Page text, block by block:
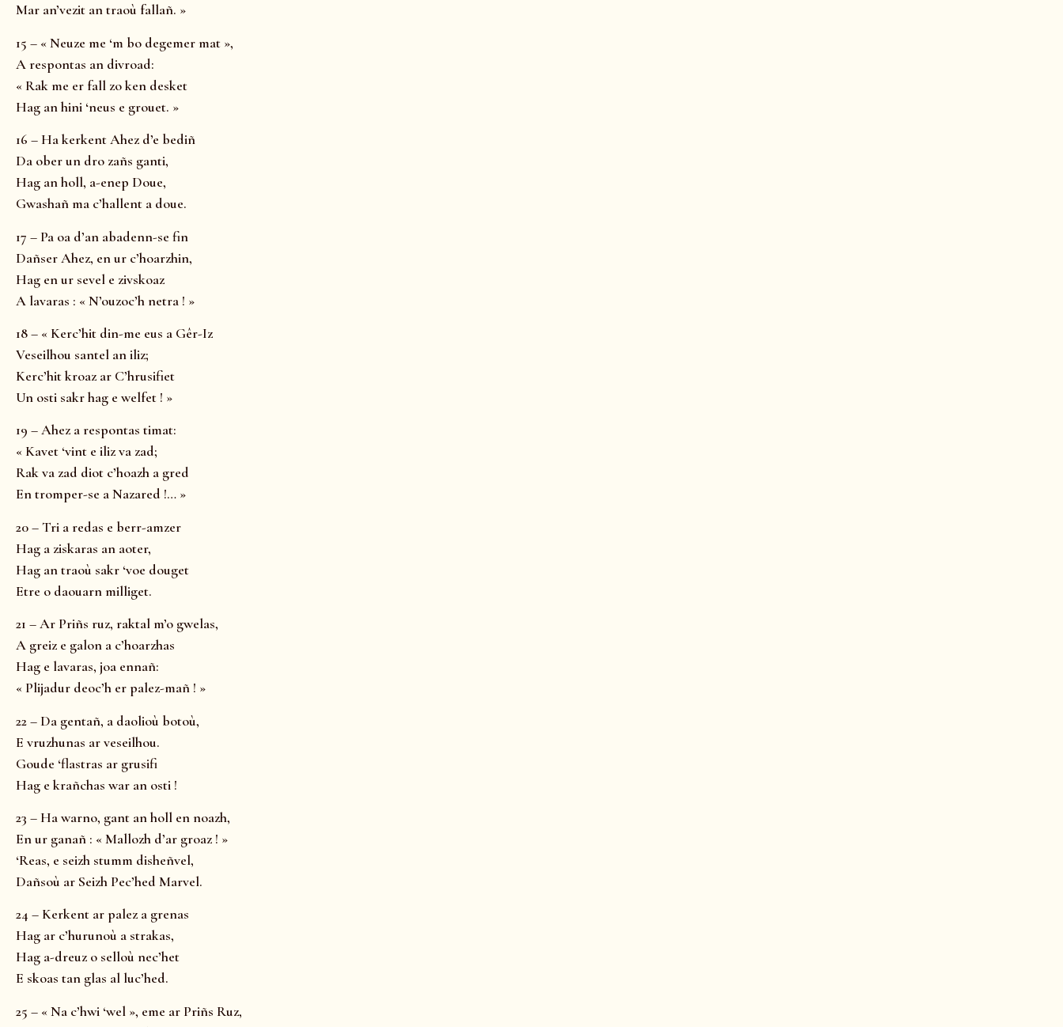
Mar an’vezit an traoù fallañ. »
15 – « Neuze me ‘m bo degemer mat »,
A respontas an divroad:
« Rak me er fall zo ken desket
Hag an hini ‘neus e grouet. »
16 – Ha kerkent Ahez d’e bediñ
Da ober un dro zañs ganti,
Hag an holl, a-enep Doue,
Gwashañ ma c’hallent a doue.
17 – Pa oa d’an abadenn-se fin
Dañser Ahez, en ur c’hoarzhin,
Hag en ur sevel e zivskoaz
A lavaras : « N’ouzoc’h netra ! »
18 – « Kerc’hit din-me eus a Gêr-Iz
Veseilhou santel an iliz;
Kerc’hit kroaz ar C’hrusifiet
Un osti sakr hag e welfet ! »
19 – Ahez a respontas timat:
« Kavet ‘vint e iliz va zad;
Rak va zad diot c’hoazh a gred
En tromper-se a Nazared !… »
20 – Tri a redas e berr-amzer
Hag a ziskaras an aoter,
Hag an traoù sakr ‘voe douget
Etre o daouarn milliget.
21 – Ar Priñs ruz, raktal m’o gwelas,
A greiz e galon a c’hoarzhas
Hag e lavaras, joa ennañ:
« Plijadur deoc’h er palez-mañ ! »
22 – Da gentañ, a daolioù botoù,
E vruzhunas ar veseilhou.
Goude ‘flastras ar grusifi
Hag e krañchas war an osti !
23 – Ha warno, gant an holl en noazh,
En ur ganañ : « Mallozh d’ar groaz ! »
‘Reas, e seizh stumm disheñvel,
Dañsoù ar Seizh Pec’hed Marvel.
24 – Kerkent ar palez a grenas
Hag ar c’hurunoù a strakas,
Hag a-dreuz o selloù nec’het
E skoas tan glas al luc’hed.
25 – « Na c’hwi ‘wel », eme ar Priñs Ruz,